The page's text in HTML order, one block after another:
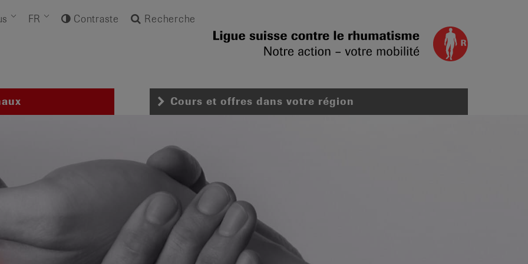
FR Contraste Recherche
Cours et offres dans votre région